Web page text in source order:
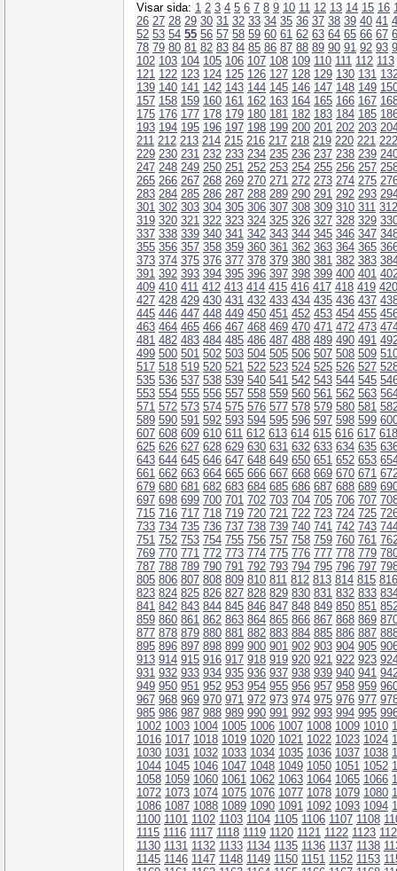
Visar sida: 1 2 3 4 5 6 7 8 9 10 11 12 13 14 15 16
26 27 28 29 30 31 32 33 34 35 36 37 38 39 40 41
52 53 54 55 56 57 58 59 60 61 62 63 64 65 66 67
78 79 80 81 82 83 84 85 86 87 88 89 90 91 92 93
102 103 104 105 106 107 108 109 110 111 112 113
121 122 123 124 125 126 127 128 129 130 131
139 140 141 142 143 144 145 146 147 148 149
157 158 159 160 161 162 163 164 165 166 167
175 176 177 178 179 180 181 182 183 184 185
193 194 195 196 197 198 199 200 201 202 203
211 212 213 214 215 216 217 218 219 220 221 222
229 230 231 232 233 234 235 236 237 238 239
247 248 249 250 251 252 253 254 255 256 257
265 266 267 268 269 270 271 272 273 274 275
283 284 285 286 287 288 289 290 291 292 293
301 302 303 304 305 306 307 308 309 310 311 312
319 320 321 322 323 324 325 326 327 328 329
337 338 339 340 341 342 343 344 345 346 347
355 356 357 358 359 360 361 362 363 364 365
373 374 375 376 377 378 379 380 381 382 383
391 392 393 394 395 396 397 398 399 400 401
409 410 411 412 413 414 415 416 417 418 419 420
427 428 429 430 431 432 433 434 435 436 437
445 446 447 448 449 450 451 452 453 454 455
463 464 465 466 467 468 469 470 471 472 473
481 482 483 484 485 486 487 488 489 490 491
499 500 501 502 503 504 505 506 507 508 509
517 518 519 520 521 522 523 524 525 526 527
535 536 537 538 539 540 541 542 543 544 545
553 554 555 556 557 558 559 560 561 562 563
571 572 573 574 575 576 577 578 579 580 581
589 590 591 592 593 594 595 596 597 598 599
607 608 609 610 611 612 613 614 615 616 617 618
625 626 627 628 629 630 631 632 633 634 635
643 644 645 646 647 648 649 650 651 652 653
661 662 663 664 665 666 667 668 669 670 671
679 680 681 682 683 684 685 686 687 688 689
697 698 699 700 701 702 703 704 705 706 707
715 716 717 718 719 720 721 722 723 724 725
733 734 735 736 737 738 739 740 741 742 743
751 752 753 754 755 756 757 758 759 760 761
769 770 771 772 773 774 775 776 777 778 779
787 788 789 790 791 792 793 794 795 796 797
805 806 807 808 809 810 811 812 813 814 815 816
823 824 825 826 827 828 829 830 831 832 833
841 842 843 844 845 846 847 848 849 850 851
859 860 861 862 863 864 865 866 867 868 869
877 878 879 880 881 882 883 884 885 886 887
895 896 897 898 899 900 901 902 903 904 905
913 914 915 916 917 918 919 920 921 922 923
931 932 933 934 935 936 937 938 939 940 941
949 950 951 952 953 954 955 956 957 958 959
967 968 969 970 971 972 973 974 975 976 977
985 986 987 988 989 990 991 992 993 994 995
1002 1003 1004 1005 1006 1007 1008 1009 1010
1016 1017 1018 1019 1020 1021 1022 1023 1024
1030 1031 1032 1033 1034 1035 1036 1037 1038
1044 1045 1046 1047 1048 1049 1050 1051 1052
1058 1059 1060 1061 1062 1063 1064 1065 1066
1072 1073 1074 1075 1076 1077 1078 1079 1080
1086 1087 1088 1089 1090 1091 1092 1093 1094
1100 1101 1102 1103 1104 1105 1106 1107 1108
1115 1116 1117 1118 1119 1120 1121 1122 1123
1130 1131 1132 1133 1134 1135 1136 1137 1138
1145 1146 1147 1148 1149 1150 1151 1152 1153